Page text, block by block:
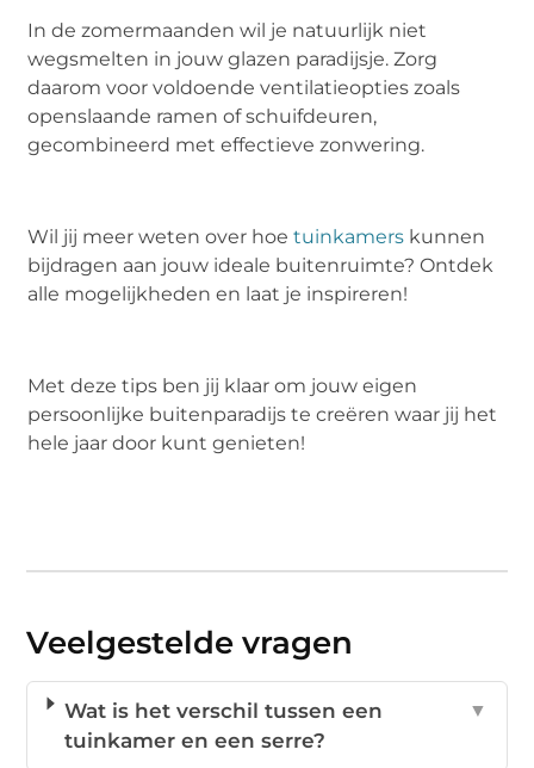
In de zomermaanden wil je natuurlijk niet
wegsmelten in jouw glazen paradijsje. Zorg
daarom voor voldoende ventilatieopties zoals
openslaande ramen of schuifdeuren,
gecombineerd met effectieve zonwering.
Wil jij meer weten over hoetuinkamers kunnen
bijdragen aan jouw ideale buitenruimte? Ontdek
alle mogelijkheden en laat je inspireren!
Met deze tips ben jij klaar om jouw eigen
persoonlijke buitenparadijs te creëren waar jij het
hele jaar door kunt genieten!
Veelgestelde vragen
Wat is het verschil tussen een
tuinkamer en een serre?
▼